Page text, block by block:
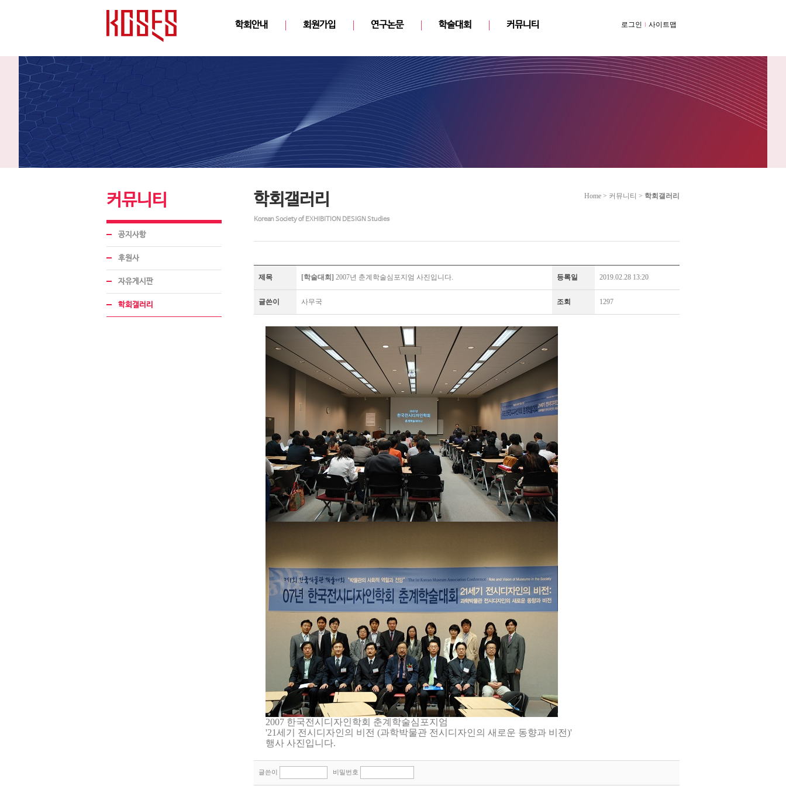
로그인 사이트맵
학회안내 회원가입 연구논문 학술대회 커뮤니티
커뮤니티
공지사항
후원사
자유게시판
학회갤러리
학회갤러리
Korean Society of EXHIBITION DESIGN Studies
Home > 커뮤니티 > 학회갤러리
제목 [학술대회] 2007년 춘계학술심포지엄 사진입니다. 등록일 2019.02.28 13:20
글쓴이 사무국 조회 1297
2007 한국전시디자인학회 춘계학술심포지엄
'21세기 전시디자인의 비전 (과학박물관 전시디자인의 새로운 동향과 비전)'
행사 사진입니다.
글쓴이 비밀번호